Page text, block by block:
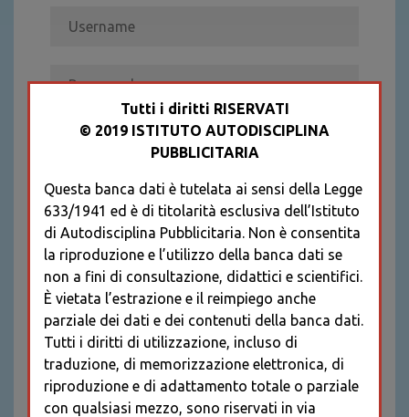
Recupera password
REGISTRATI
* I CAMPI CONTRASSEGNATI SONO
OBBLIGATORI
Tutti i diritti RISERVATI
© 2019 ISTITUTO AUTODISCIPLINA
PUBBLICITARIA
Questa banca dati è tutelata ai sensi della Legge
633/1941 ed è di titolarità esclusiva dell’Istituto
di Autodisciplina Pubblicitaria. Non è consentita
la riproduzione e l’utilizzo della banca dati se
non a fini di consultazione, didattici e scientifici.
È vietata l’estrazione e il reimpiego anche
parziale dei dati e dei contenuti della banca dati.
Tutti i diritti di utilizzazione, incluso di
traduzione, di memorizzazione elettronica, di
riproduzione e di adattamento totale o parziale
con qualsiasi mezzo, sono riservati in via